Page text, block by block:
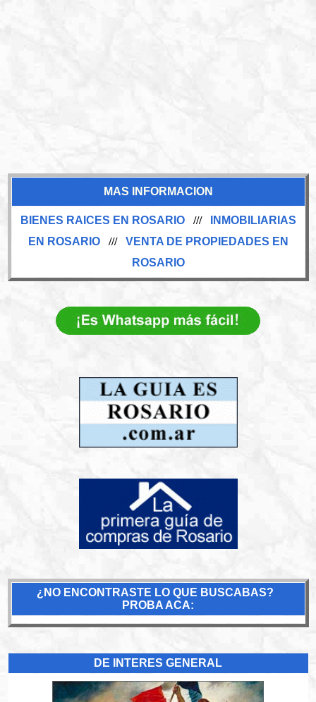
MAS INFORMACION
BIENES RAICES EN ROSARIO///
INMOBILIARIAS
EN ROSARIO/// VENTA DE PROPIEDADES EN
ROSARIO
¿NO ENCONTRASTE LO QUE BUSCABAS?
PROBA ACA:
DE INTERES GENERAL